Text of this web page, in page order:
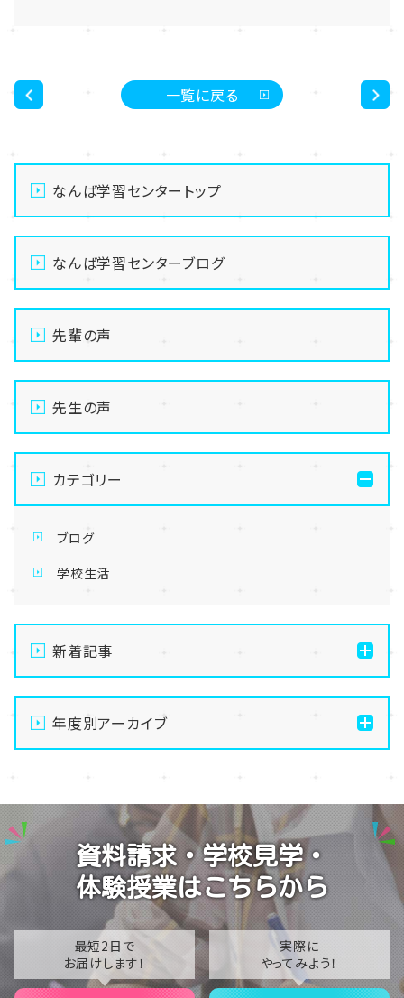
一覧に戻る
なんば学習センタートップ
なんば学習センターブログ
先輩の声
先生の声
カテゴリー
ブログ
学校生活
新着記事
【なんば】キラリと輝く宝物✨「光るハーバリウム」作り
に挑戦しました！
【なんば】校舎紹介の「自習室編」✨
温かいお出迎えで素敵な1日に🌷
【なんば】夏季休校期間のお知らせ🍉
【なんば】抜群のアクセス！なんば学習センターは駅チ
カ通学が叶います✨
年度別アーカイブ
2025
2024
2023
2021
2020
資料請求・学校見学・
体験授業はこちらから
最短2日で
お届けします！
実際に
やってみよう！